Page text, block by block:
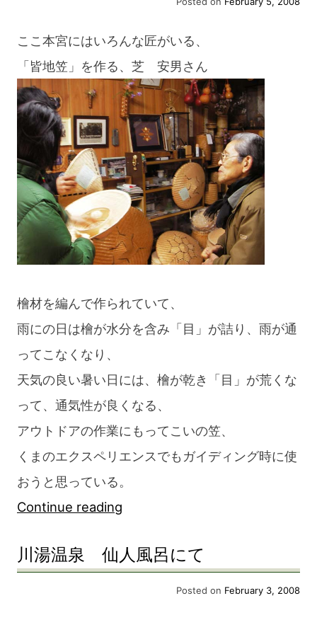
ここ本宮にはいろんな匠がいる、
「皆地笠」を作る、芝 安男さん
檜材を編んで作られていて、
雨にの日は檜が水分を含み「目」が詰り、雨が通
ってこなくなり、
天気の良い暑い日には、檜が乾き「目」が荒くな
って、通気性が良くなる、
アウトドアの作業にもってこいの笠、
くまのエクスペリエンスでもガイディング時に使
おうと思っている。
Continue reading
の
川湯温泉 仙人風呂にて
Posted on February 3, 2008